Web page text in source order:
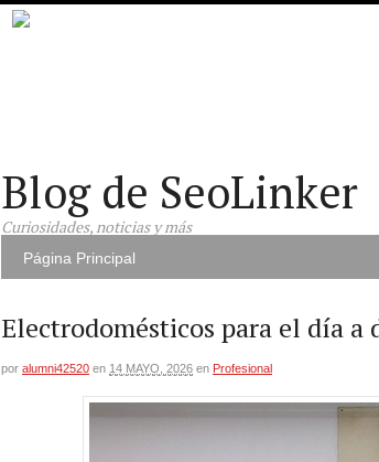
Blog de SeoLinker
Curiosidades, noticias y más
Página Principal
Electrodomésticos para el día
por alumni42520 en 14 MAYO, 2026 en Profesional